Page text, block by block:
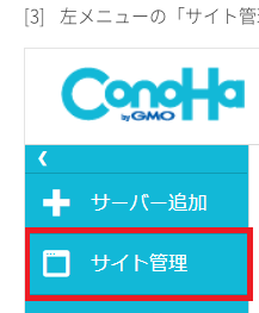
[3] 左メニューの「サイト